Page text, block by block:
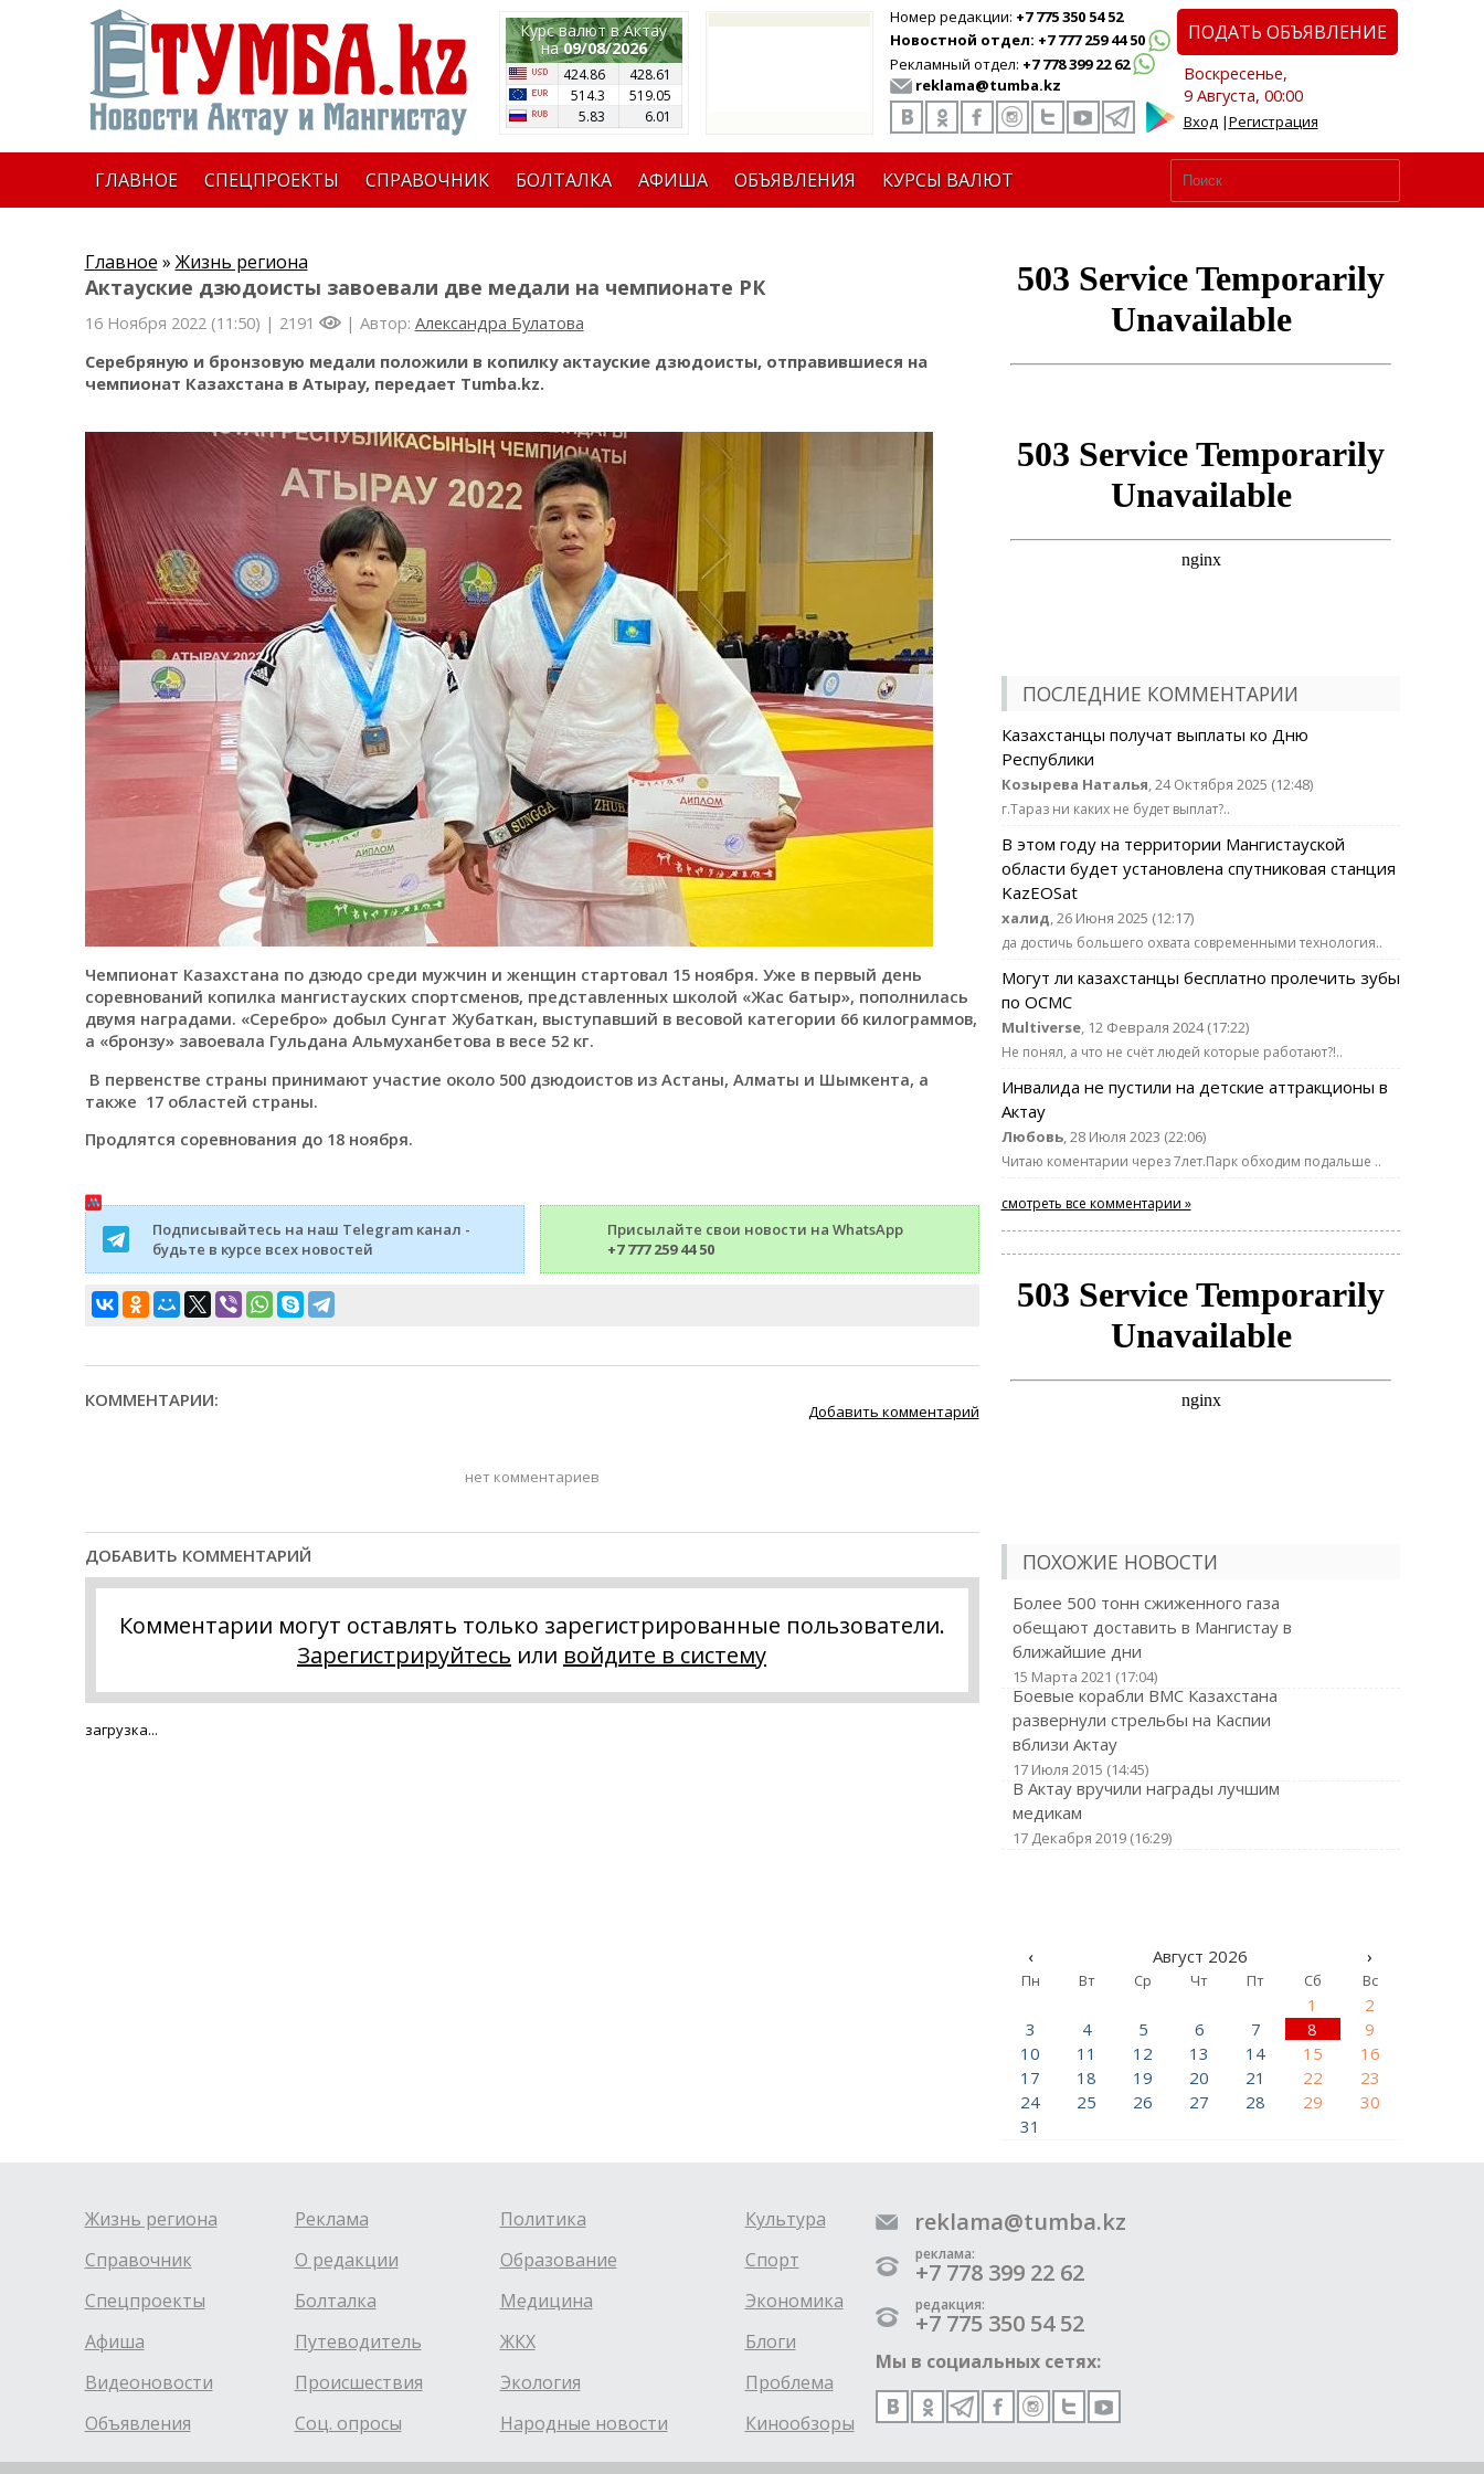
Курс валют в Актау
на09/08/2026
424.86
428.61
514.3
519.05
5.83
6.01
Номер редакции: +7 775 350 54 52
Новостной отдел: +7 777 259 44 50
Рекламный отдел: +7 778 399 22 62
reklama@tumba.kz
ПОДАТЬ ОБЪЯВЛЕНИЕ
Воскресенье,
9 Августа, 00:00
Вход|Регистрация
ГЛАВНОЕ СПЕЦПРОЕКТЫ СПРАВОЧНИК БОЛТАЛКА АФИША ОБЪЯВЛЕНИЯ КУРСЫ ВАЛЮТ
Главное » Жизнь региона
Актауские дзюдоисты завоевали две медали на чемпионате РК
16 Ноября 2022 (11:50) | 2191 | Автор: Александра Булатова
Серебряную и бронзовую медали положили в копилку актауские дзюдоисты, отправившиеся на
чемпионат Казахстана в Атырау, передает Tumba.kz.
Чемпионат Казахстана по дзюдо среди мужчин и женщин стартовал 15 ноября. Уже в первый день
соревнований копилка мангистауских спортсменов, представленных школой «Жас батыр», пополнилась
двумя наградами. «Серебро» добыл Сунгат Жубаткан, выступавший в весовой категории 66 килограммов,
а «бронзу» завоевала Гульдана Альмуханбетова в весе 52 кг.
В первенстве страны принимают участие около 500 дзюдоистов из Астаны, Алматы и Шымкента, а
также 17 областей страны.
Продлятся соревнования до 18 ноября.
Подписывайтесь на наш Telegram канал -
будьте в курсе всех новостей
Присылайте свои новости на WhatsApp
+7 777 259 44 50
КОММЕНТАРИИ:
Добавить комментарий
нет комментариев
ДОБАВИТЬ КОММЕНТАРИЙ
Комментарии могут оставлять только зарегистрированные пользователи.
Зарегистрируйтесь или войдите в систему
загрузка...
ПОСЛЕДНИЕ КОММЕНТАРИИ
Казахстанцы получат выплаты ко Дню
Республики
Козырева Наталья, 24 Октября 2025 (12:48)
г.Тараз ни каких не будет выплат?..
В этом году на территории Мангистауской
области будет установлена спутниковая станция
KazEOSat
халид, 26 Июня 2025 (12:17)
да достичь большего охвата современными технология..
Могут ли казахстанцы бесплатно пролечить зубы
по ОСМС
Multiverse, 12 Февраля 2024 (17:22)
Не понял, а что не счёт людей которые работают?!..
Инвалида не пустили на детские аттракционы в
Актау
Любовь, 28 Июля 2023 (22:06)
Читаю коментарии через 7лет.Парк обходим подальше ..
смотреть все комментарии »
ПОХОЖИЕ НОВОСТИ
Более 500 тонн сжиженного газа
обещают доставить в Мангистау в
ближайшие дни
15 Марта 2021 (17:04)
Боевые корабли ВМС Казахстана
развернули стрельбы на Каспии
вблизи Актау
17 Июля 2015 (14:45)
В Актау вручили награды лучшим
медикам
17 Декабря 2019 (16:29)
‹ Август 2026 ›
Пн Вт Ср Чт Пт Сб Вс
1
2
3
4 5 6 7 8
9
10
11 12 13 14 15
16
17
18 19 20 21 22
23
24
25 26 27 28 29
30
31
Жизнь региона
Справочник
Спецпроекты
Афиша
Видеоновости
Объявления
Реклама
О редакции
Болталка
Путеводитель
Происшествия
Соц. опросы
Политика
Образование
Медицина
ЖКХ
Экология
Народные новости
Культура
Спорт
Экономика
Блоги
Проблема
Кинообзоры
reklama@tumba.kz
реклама:
+7 778 399 22 62
редакция:
+7 775 350 54 52
Мы в социальных сетях: